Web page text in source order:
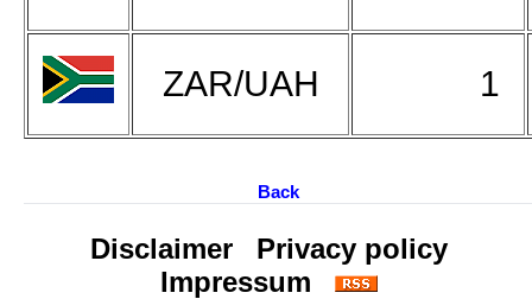
ZAR/UAH 1
Back
Disclaimer
Privacy policy
Impressum